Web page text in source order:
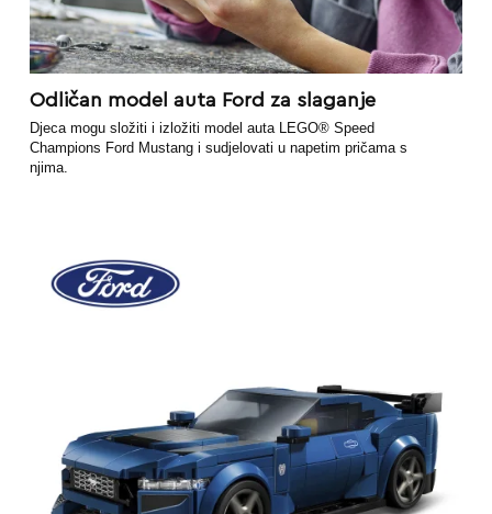
Odličan model auta Ford za slaganje
Djeca mogu složiti i izložiti model auta LEGO® Speed
Champions Ford Mustang i sudjelovati u napetim pričama s
njima.